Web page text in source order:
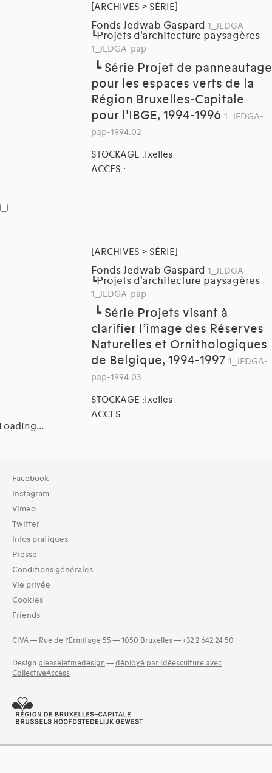
[ARCHIVES > SÉRIE]
Fonds Jedwab Gaspard 1_JEDGA
┗Projets d'architecture paysagères
1_JEDGA-pap
┗ Série Projet de panneautage
pour les espaces verts de la
Région Bruxelles-Capitale
pour l'IBGE, 1994-1996 1_JEDGA-
pap-1994.02
STOCKAGE :Ixelles
ACCES :
[ARCHIVES > SÉRIE]
Fonds Jedwab Gaspard 1_JEDGA
┗Projets d'architecture paysagères
1_JEDGA-pap
┗ Série Projets visant à
clarifier l’image des Réserves
Naturelles et Ornithologiques
de Belgique, 1994-1997 1_JEDGA-
pap-1994.03
STOCKAGE :Ixelles
ACCES :
Collection
TOUT (3)
Archives (3)
Domaines thématiques
01-architecture domestique (5)
02-architecture agricole (2)
03-architecture artisanale et industrielle (4)
04-architecture commerciale et de services (4)
05-architecture de l'administration et vie publique (2)
06-architecture fiscale et financière (1)
and 11 more
Facebook
Instagram
Vimeo
Twitter
Infos pratiques
Presse
Conditions générales
Vie privée
Cookies
Friends
CIVA — Rue de l’Ermitage 55 — 1050 Bruxelles — +32 2 642 24 50
Design pleaseletmedesign — déployé par Idéesculture avec
CollectiveAccess